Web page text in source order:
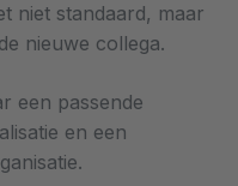
niet standaard, maar
nieuwe collega.
een passende
en een